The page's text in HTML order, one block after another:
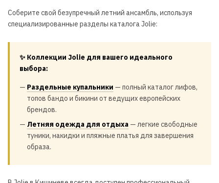
Соберите свой безупречный летний ансамбль, используя
специализированные разделы каталога Jolie:
✨ Коллекции Jolie для вашего идеального
выбора:
— Раздельные купальники — полный каталог лифов,
топов бандо и бикини от ведущих европейских
брендов.
— Летняя одежда для отдыха — легкие свободные
туники, накидки и пляжные платья для завершения
образа.